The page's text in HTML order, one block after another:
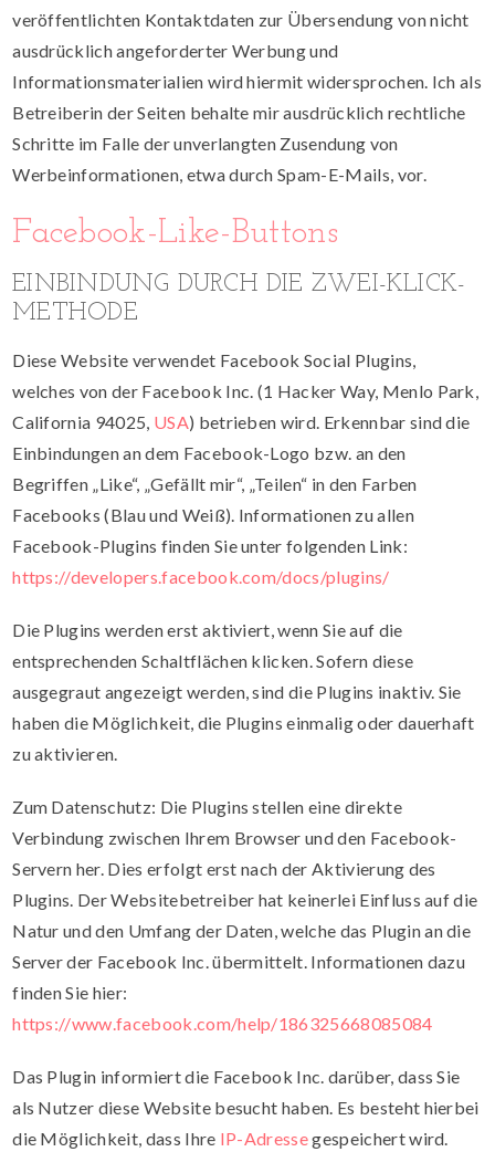
veröffentlichten Kontaktdaten zur Übersendung von nicht
ausdrücklich angeforderter Werbung und
Informationsmaterialien wird hiermit widersprochen. Ich als
Betreiberin der Seiten behalte mir ausdrücklich rechtliche
Schritte im Falle der unverlangten Zusendung von
Werbeinformationen, etwa durch Spam-E-Mails, vor.
Facebook-Like-Buttons
EINBINDUNG DURCH DIE ZWEI-KLICK-
METHODE
Diese Website verwendet Facebook Social Plugins,
welches von der Facebook Inc. (1 Hacker Way, Menlo Park,
California 94025, USA) betrieben wird. Erkennbar sind die
Einbindungen an dem Facebook-Logo bzw. an den
Begriffen „Like“, „Gefällt mir“, „Teilen“ in den Farben
Facebooks (Blau und Weiß). Informationen zu allen
Facebook-Plugins finden Sie unter folgenden Link:
https://developers.facebook.com/docs/plugins/
Die Plugins werden erst aktiviert, wenn Sie auf die
entsprechenden Schaltflächen klicken. Sofern diese
ausgegraut angezeigt werden, sind die Plugins inaktiv. Sie
haben die Möglichkeit, die Plugins einmalig oder dauerhaft
zu aktivieren.
Zum Datenschutz: Die Plugins stellen eine direkte
Verbindung zwischen Ihrem Browser und den Facebook-
Servern her. Dies erfolgt erst nach der Aktivierung des
Plugins. Der Websitebetreiber hat keinerlei Einfluss auf die
Natur und den Umfang der Daten, welche das Plugin an die
Server der Facebook Inc. übermittelt. Informationen dazu
finden Sie hier:
https://www.facebook.com/help/186325668085084
Das Plugin informiert die Facebook Inc. darüber, dass Sie
als Nutzer diese Website besucht haben. Es besteht hierbei
die Möglichkeit, dass Ihre IP-Adressegespeichert wird.